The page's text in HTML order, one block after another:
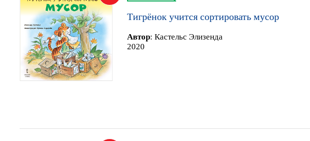
Тигрёнок учится сортировать мусор
Автор: Кастельс Элизенда
2020